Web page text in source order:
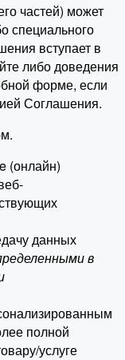
частей) может
специального
вступает в
либо доведения
форме, если
Соглашения.
(онлайн)
данных
в
полной
услуге